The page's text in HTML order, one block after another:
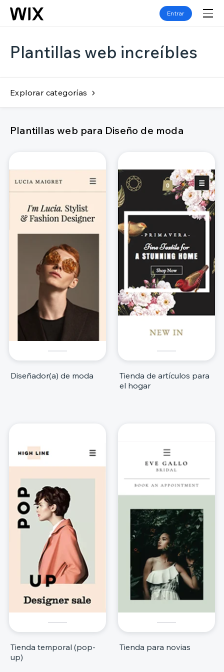
Entrar
Plantillas web increíbles
Explorar categorías
Plantillas web para Diseño de moda
Diseñador(a) de moda
Tienda de artículos para
el hogar
Tienda temporal (pop-
up)
Tienda para novias